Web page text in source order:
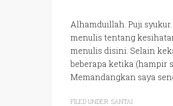
Alhamduillah. Puji
menulis tentang
menulis disini. Selain
beberapa ketika (hampir
Memandangkan saya
FILED UNDER: SANTAI